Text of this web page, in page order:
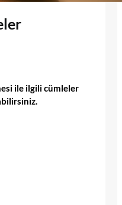
ile ilgili cümleler